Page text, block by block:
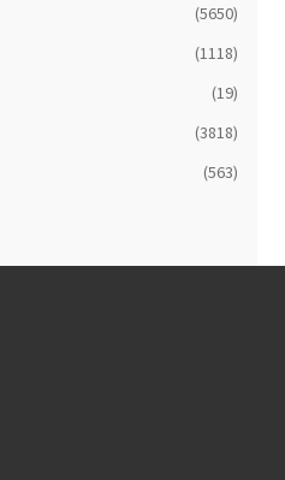
(5650)
(1118)
(19)
(3818)
(563)